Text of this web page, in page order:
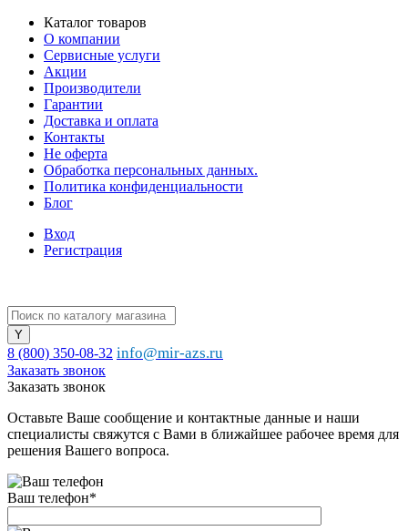
Каталог товаров
О компании
Сервисные услуги
Акции
Производители
Гарантии
Доставка и оплата
Контакты
Не оферта
Обработка персональных данных.
Политика конфиденциальности
Блог
Вход
Регистрация
8 (800) 350-08-32 info@mir-azs.ru
Заказать звонок
Заказать звонок
Оставьте Ваше сообщение и контактные данные и наши
специалисты свяжутся с Вами в ближайшее рабочее время для
решения Вашего вопроса.
Ваш телефон*